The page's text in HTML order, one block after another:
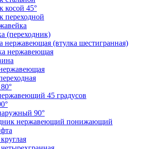
косой 45°
переходной
(переходник)
нержавеющая (втулка шестигранная)
нержавеющая
45 градусов
90°
нержавеющий понижающий